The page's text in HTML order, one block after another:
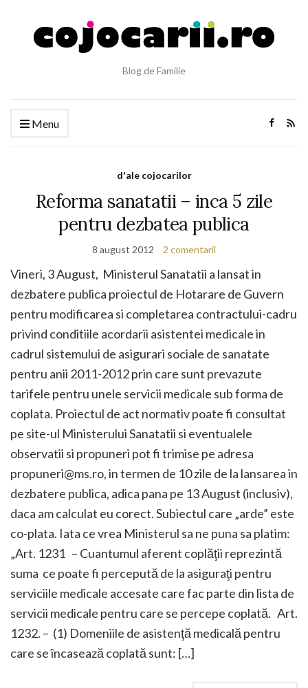
Blog de Familie
Menu
d'ale cojocarilor
Reforma sanatatii – inca 5 zile
pentru dezbatea publica
8 august 2012 2 comentarii
Vineri, 3 August, Ministerul Sanatatii a lansat in
dezbatere publica proiectul de Hotarare de Guvern
pentru modificarea si completarea contractului-cadru
privind conditiile acordarii asistentei medicale in
cadrul sistemului de asigurari sociale de sanatate
pentru anii 2011-2012 prin care sunt prevazute
tarifele pentru unele servicii medicale sub forma de
coplata. Proiectul de act normativ poate fi consultat
pe site-ul Ministerului Sanatatii si eventualele
observatii si propuneri pot fi trimise pe adresa
propuneri@ms.ro, in termen de 10 zile de la lansarea in
dezbatere publica, adica pana pe 13 August (inclusiv),
daca am calculat eu corect. Subiectul care „arde” este
co-plata. Iata ce vrea Ministerul sa ne puna sa platim:
„Art. 1231 – Cuantumul aferent coplăţii reprezintă
suma ce poate fi percepută de la asiguraţi pentru
serviciile medicale accesate care fac parte din lista de
servicii medicale pentru care se percepe coplată. Art.
1232. – (1) Domeniile de asistenţă medicală pentru
care se încasează coplată sunt: […]